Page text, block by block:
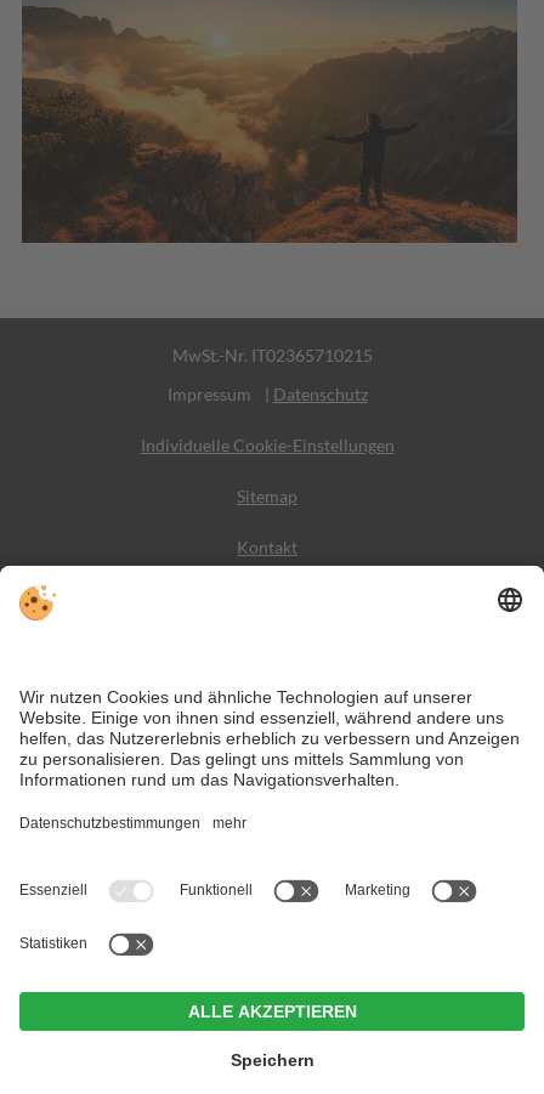
MwSt.-Nr. IT02365710215
Impressum
| Datenschutz
Individuelle Cookie-Einstellungen
Sitemap
Kontakt
VIVODolomiti ist das Reiseportal für unvergesslichen
Bergurlaub – mit Unterkünften und Angeboten in den
Dolomiten, im UNESCO Weltnaturerbe.
Trotz genauer Arbeit und ständigem Aktualisieren der Inhalte, können Fehler
auftreten. Wir übernehmen keine Gewähr für die Richtigkeit und
Vollständigkeit aller Informationen.
Informieren Sie sich sicherheitshalber nochmals beim Veranstalter vor Ort